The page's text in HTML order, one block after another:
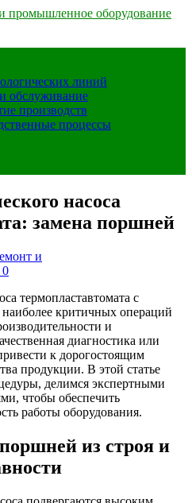
промышленное оборудование
линий
обслуживание
производств
процессы
насоса
замена поршней
и
термопластавтомата с
критичных операций
и
диагностика или
к дорогостоящим
продукции. В этой статье
делимся экспертными
чтобы обеспечить
работы оборудования.
из строя и